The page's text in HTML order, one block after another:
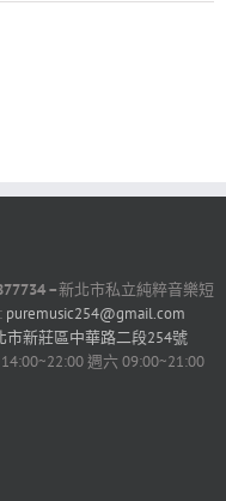
–新北市私立純粹音樂短
puremusic254@gmail.com
市新莊區中華路二段254號
週六 09:00~21:00